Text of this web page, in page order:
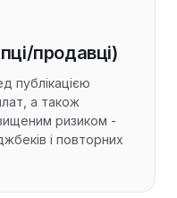
продавці)
публікацією
а також
ризиком -
і повторних